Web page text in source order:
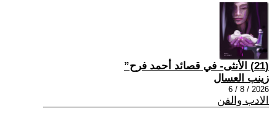
(21) الأنثى- في قصائد أحمد فرح”
زينب العسال
2026 / 8 / 6
الادب والفن